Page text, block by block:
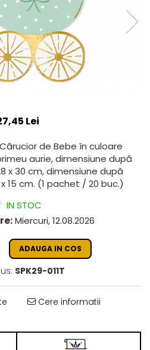
Lei
de Bebe în culoare
aurie, dimensiune după
x 30 cm, dimensiune după
15 cm. (1 pachet / 20 buc.)
IN STOC
Miercuri, 12.08.2026
ADAUGA IN COS
SPK29-011T
Cere informatii